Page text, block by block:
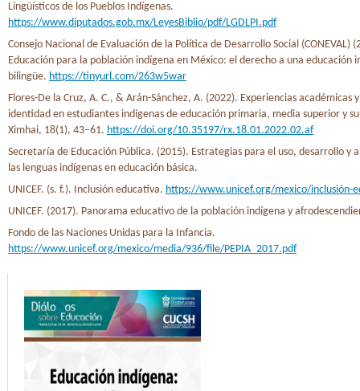
Lingüísticos de los Pueblos Indígenas.
https://www.diputados.gob.mx/LeyesBiblio/pdf/LGDLPI.pdf
Consejo Nacional de Evaluación de la Política de Desarrollo Social (CONEVAL)
Educación para la población indígena en México: el derecho a una educación
bilingüe. https://tinyurl.com/263w5war
Flores-De la Cruz, A. C., & Arán-Sánchez, A. (2022). Experiencias académicas
identidad en estudiantes indígenas de educación primaria, media superior y
Ximhai, 18(1), 43–61. https://doi.org/10.35197/rx.18.01.2022.02.af
Secretaría de Educación Pública. (2015). Estrategias para el uso, desarrollo y
las lenguas indígenas en educación básica.
UNICEF. (s. f.). Inclusión educativa. https://www.unicef.org/mexico/inclusión-
UNICEF. (2017). Panorama educativo de la población indígena y
Fondo de las Naciones Unidas para la Infancia.
https://www.unicef.org/mexico/media/936/file/PEPIA_2017.pdf